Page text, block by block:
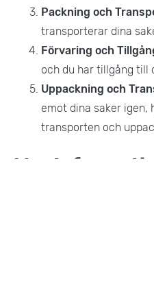
Packning och
transporterar dina
Förvaring och
och du har tillgång till
Uppackning och
emot dina saker igen,
transporten och
Mer